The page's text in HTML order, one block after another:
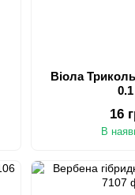
Віола
0.1
16
В